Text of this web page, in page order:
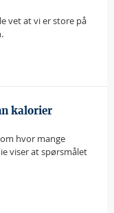
vet at vi er store på
kalorier
hvor mange
viser at spørsmålet